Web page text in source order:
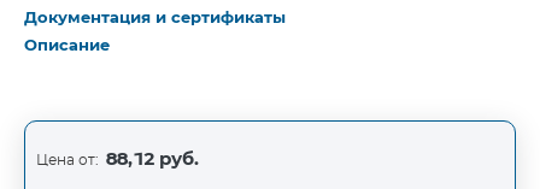
Документация и сертификаты
Описание
Цена от: 88,12 руб.